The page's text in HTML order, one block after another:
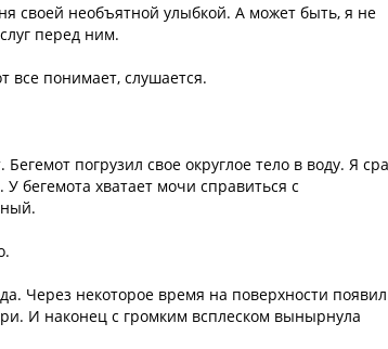
своей необъятной улыбкой. А может быть, я не
перед ним.
все понимает, слушается.
погрузил свое округлое тело в воду. Я
бегемота хватает мочи справиться с
Через некоторое время на поверхности
И наконец с громким всплеском вынырнула